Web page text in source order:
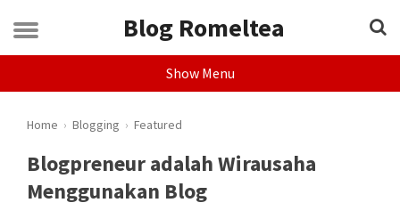
Blog Romeltea
Show Menu
Home › Blogging › Featured
Blogpreneur adalah Wirausaha
Menggunakan Blog